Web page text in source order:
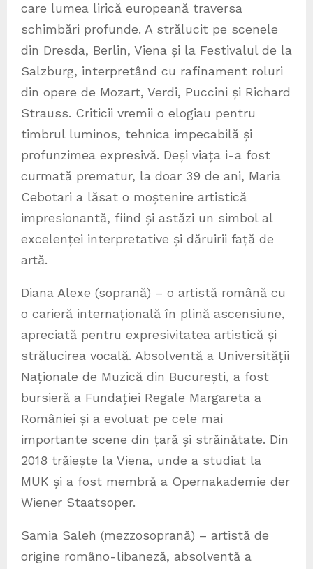
care lumea lirică europeană traversa
schimbări profunde. A strălucit pe scenele
din Dresda, Berlin, Viena și la Festivalul de la
Salzburg, interpretând cu rafinament roluri
din opere de Mozart, Verdi, Puccini și Richard
Strauss. Criticii vremii o elogiau pentru
timbrul luminos, tehnica impecabilă și
profunzimea expresivă. Deși viața i-a fost
curmată prematur, la doar 39 de ani, Maria
Cebotari a lăsat o moștenire artistică
impresionantă, fiind și astăzi un simbol al
excelenței interpretative și dăruirii față de
artă.
Diana Alexe (soprană) – o artistă română cu
o carieră internațională în plină ascensiune,
apreciată pentru expresivitatea artistică și
strălucirea vocală. Absolventă a Universității
Naționale de Muzică din București, a fost
bursieră a Fundației Regale Margareta a
României și a evoluat pe cele mai
importante scene din țară și străinătate. Din
2018 trăiește la Viena, unde a studiat la
MUK și a fost membră a Opernakademie der
Wiener Staatsoper.
Samia Saleh (mezzosoprană) – artistă de
origine româno-libaneză, absolventă a